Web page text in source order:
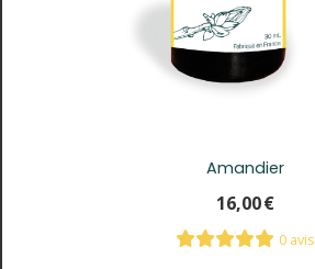
Amandier
16,00€
0 avis